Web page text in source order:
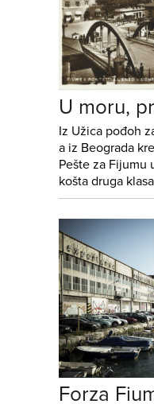
U moru,
Iz Užica pođoh
a iz Beograda
Pešte za Fijumu
košta druga
Forza